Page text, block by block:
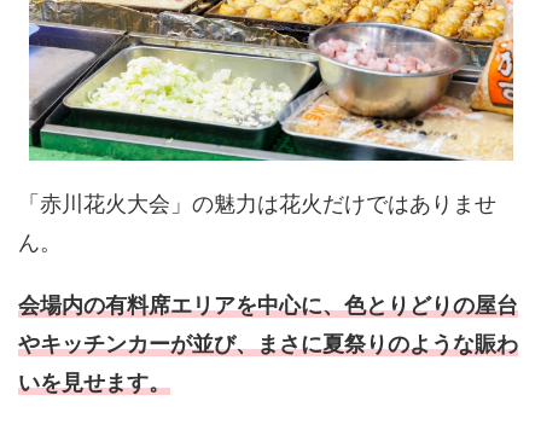
「赤川花火大会」の魅力は花火だけではありませ
ん。
会場内の有料席エリアを中心に、色とりどりの屋台
やキッチンカーが並び、まさに夏祭りのような賑わ
いを見せます。